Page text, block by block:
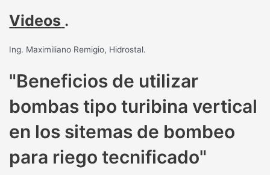
Videos .
Ing. Maximiliano Remigio, Hidrostal.
"Beneficios de utilizar
bombas tipo turibina vertical
en los sitemas de bombeo
para riego tecnificado"